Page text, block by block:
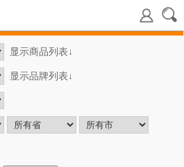
显示商品列表↓
显示品牌列表↓